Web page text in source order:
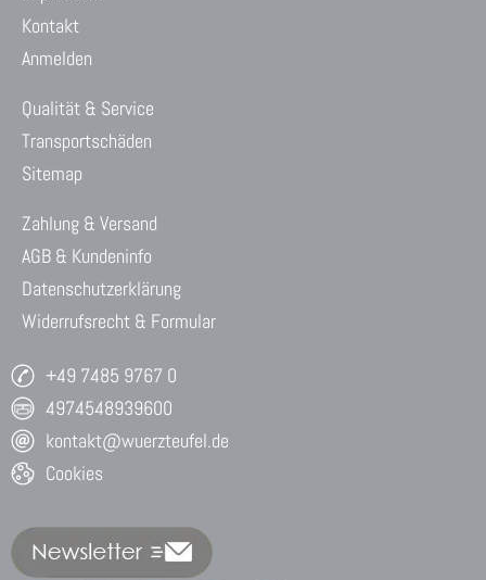
Kontakt
Anmelden
Qualität & Service
Transportschäden
Sitemap
Zahlung & Versand
AGB & Kundeninfo
Datenschutzerklärung
Widerrufsrecht & Formular
+49 7485 9767 0
4974548939600
kontakt@wuerzteufel.de
Cookies